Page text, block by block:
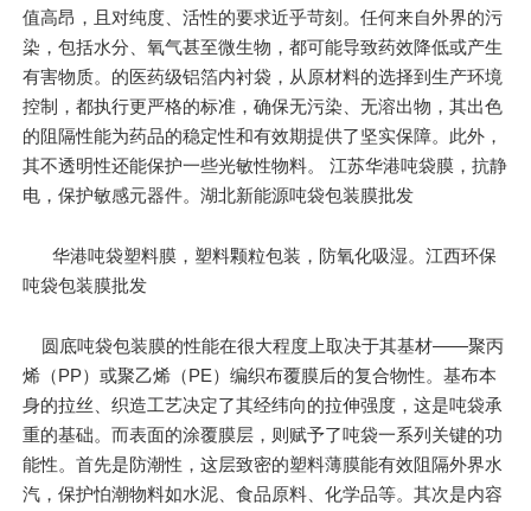
值高昂，且对纯度、活性的要求近乎苛刻。任何来自外界的污
染，包括水分、氧气甚至微生物，都可能导致药效降低或产生
有害物质。的医药级铝箔内衬袋，从原材料的选择到生产环境
控制，都执行更严格的标准，确保无污染、无溶出物，其出色
的阻隔性能为药品的稳定性和有效期提供了坚实保障。此外，
其不透明性还能保护一些光敏性物料。 江苏华港吨袋膜，抗静
电，保护敏感元器件。湖北新能源吨袋包装膜批发
华港吨袋塑料膜，塑料颗粒包装，防氧化吸湿。江西环保
吨袋包装膜批发
圆底吨袋包装膜的性能在很大程度上取决于其基材——聚丙
烯（PP）或聚乙烯（PE）编织布覆膜后的复合物性。基布本
身的拉丝、织造工艺决定了其经纬向的拉伸强度，这是吨袋承
重的基础。而表面的涂覆膜层，则赋予了吨袋一系列关键的功
能性。首先是防潮性，这层致密的塑料薄膜能有效阻隔外界水
汽，保护怕潮物料如水泥、食品原料、化学品等。其次是内容